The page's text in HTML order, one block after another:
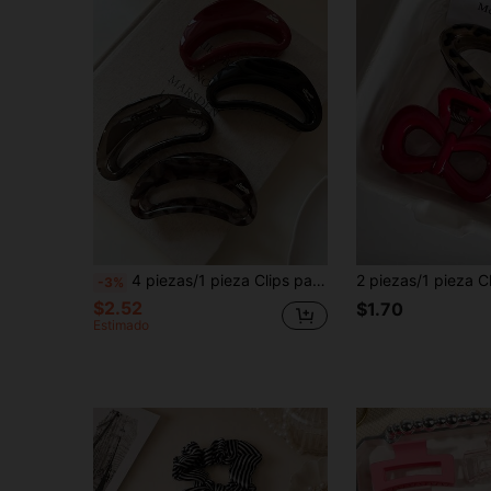
-3% 4 piezas/1 pieza Clips para el cabello de mujer grandes de 12,2 cm/4,8 pulgadas de plástico ligero en color negro brillante, rojo, té y carey con forma de media luna. Accesorios de cabello elegantes, minimalistas y de unicolor degradado, adecuados para uso diario casual, fiesta, viaje, coleta, moño, lavado de cara, maquillaje, combinación de atuendos, outfits de verano, pinzas para el cabello en la playa, festival, cumpleaños
$2.52
Estimado
$1.70